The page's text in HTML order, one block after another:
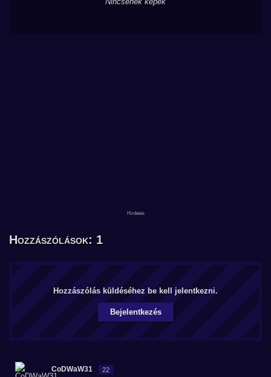
Hozzászólások: 1
Hozzászólás küldéséhez be kell jelentkezni.
Bejelentkezés
CoDWaW31 22